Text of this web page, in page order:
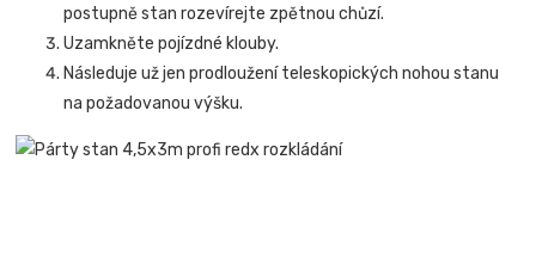
postupně stan rozevírejte zpětnou chůzí.
Uzamkněte pojízdné klouby.
Následuje už jen prodloužení teleskopických nohou stanu
na požadovanou výšku.